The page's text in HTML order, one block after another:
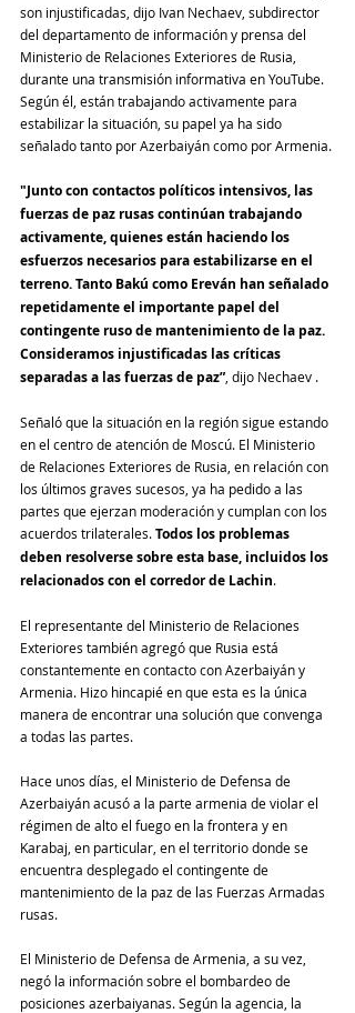
son injustificadas, dijo Ivan Nechaev, subdirector
del departamento de información y prensa del
Ministerio de Relaciones Exteriores de Rusia,
durante una transmisión informativa en YouTube.
Según él, están trabajando activamente para
estabilizar la situación, su papel ya ha sido
señalado tanto por Azerbaiyán como por Armenia.
"Junto con contactos políticos intensivos, las
fuerzas de paz rusas continúan trabajando
activamente, quienes están haciendo los
esfuerzos necesarios para estabilizarse en el
terreno. Tanto Bakú como Ereván han señalado
repetidamente el importante papel del
contingente ruso de mantenimiento de la paz.
Consideramos injustificadas las críticas
separadas a las fuerzas de paz” , dijo Nechaev .
Señaló que la situación en la región sigue estando
en el centro de atención de Moscú. El Ministerio
de Relaciones Exteriores de Rusia, en relación con
los últimos graves sucesos, ya ha pedido a las
partes que ejerzan moderación y cumplan con los
acuerdos trilaterales. Todos los problemas
deben resolverse sobre esta base, incluidos los
relacionados con el corredor de Lachin.
El representante del Ministerio de Relaciones
Exteriores también agregó que Rusia está
constantemente en contacto con Azerbaiyán y
Armenia. Hizo hincapié en que esta es la única
manera de encontrar una solución que convenga
a todas las partes.
Hace unos días, el Ministerio de Defensa de
Azerbaiyán acusó a la parte armenia de violar el
régimen de alto el fuego en la frontera y en
Karabaj, en particular, en el territorio donde se
encuentra desplegado el contingente de
mantenimiento de la paz de las Fuerzas Armadas
rusas.
El Ministerio de Defensa de Armenia, a su vez,
negó la información sobre el bombardeo de
posiciones azerbaiyanas. Según la agencia, la